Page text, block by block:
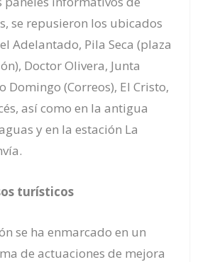
se repusieron los ubicados
Adelantado, Pila Seca (plaza
Doctor Olivera, Junta
Domingo (Correos), El Cristo,
así como en la antigua
y en la estación La
turísticos
se ha enmarcado en un
de actuaciones de mejora